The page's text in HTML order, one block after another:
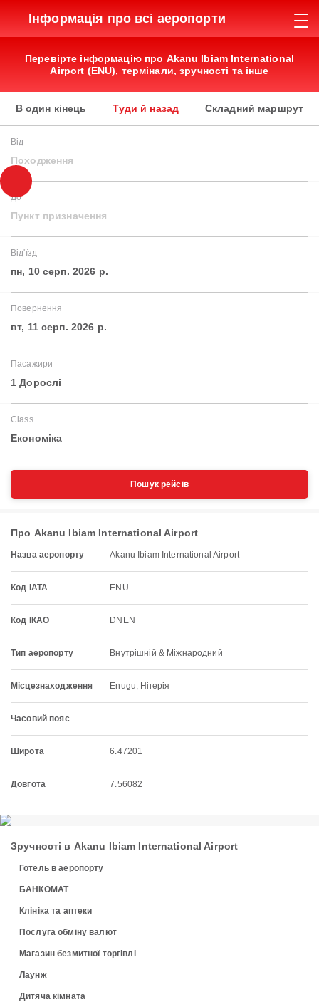
Інформація про всі аеропорти
Перевірте інформацію про Akanu Ibiam International
Airport (ENU), термінали, зручності та інше
В один кінець Туди й назад Складний маршрут
Від
Походження
До
Пункт призначення
Від'їзд
пн, 10 серп. 2026 р.
Повернення
вт, 11 серп. 2026 р.
Пасажири
1 Дорослі
Class
Економіка
Пошук рейсів
Про Akanu Ibiam International Airport
Назва аеропорту Akanu Ibiam International Airport
Код IATA ENU
Код ІКАО DNEN
Тип аеропорту Внутрішній & Міжнародний
Місцезнаходження Enugu, Нігерія
Часовий пояс
Широта 6.47201
Довгота 7.56082
Зручності в Akanu Ibiam International Airport
Готель в аеропорту
БАНКОМАТ
Клініка та аптеки
Послуга обміну валют
Магазин безмитної торгівлі
Лаунж
Дитяча кімната